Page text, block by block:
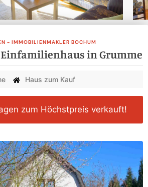
- IMMOBILIENMAKLER BOCHUM
in Grumme
Haus zum Kauf
zum Höchstpreis verkauft!